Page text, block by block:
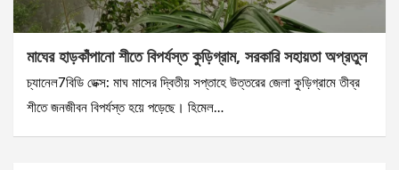
মাঘের হাড়কাঁপানো শীতে বিপর্যস্ত কুড়িগ্রাম, সরকারি সহায়তা অপ্রতুল
চ্যানেল7বিডি ডেক্স: মাঘ মাসের দ্বিতীয় সপ্তাহে উত্তরের জেলা কুড়িগ্রামে তীব্র
শীতে জনজীবন বিপর্যস্ত হয়ে পড়েছে। হিমেল…